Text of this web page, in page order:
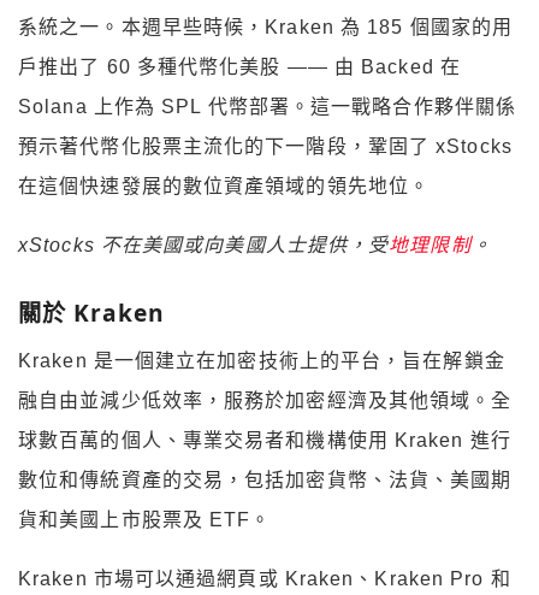
系統之一。本週早些時候，Kraken 為 185 個國家的用
戶推出了 60 多種代幣化美股 —— 由 Backed 在
Solana 上作為 SPL 代幣部署。這一戰略合作夥伴關係
預示著代幣化股票主流化的下一階段，鞏固了 xStocks
在這個快速發展的數位資產領域的領先地位。
xStocks 不在美國或向美國人士提供，受地理限制。
關於 Kraken
Kraken 是一個建立在加密技術上的平台，旨在解鎖金
融自由並減少低效率，服務於加密經濟及其他領域。全
球數百萬的個人、專業交易者和機構使用 Kraken 進行
數位和傳統資產的交易，包括加密貨幣、法貨、美國期
貨和美國上市股票及 ETF。
Kraken 市場可以通過網頁或 Kraken、Kraken Pro 和